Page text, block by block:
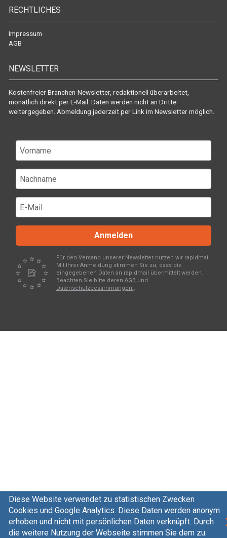
Diese Website verwendet zu statistischen Zwecken
Cookies und Google Analytics. Diese Daten werden anonym
erhoben und nicht mit persönlichen Daten verknüpft. Durch
die weitere Nutzung der Webseite stimmen Sie dem zu.
RECHTLICHES
Impressum
AGB
NEWSLETTER
Kostenfreier Branchen-Newsletter, redaktionell überarbeitet,
monatlich direkt per E-Mail. Daten werden nicht an Dritte
weitergegeben. Abmeldung jederzeit per Link im Newsletter möglich.
Anmelden
Für den Versand unserer Newsletter nutzen wir rapidmail.
Mit Ihrer Anmeldung stimmen Sie zu, dass die
eingegebenen Daten an rapidmail übermittelt werden.
Beachten Sie bitte deren AGB und
Datenschutzbestimmungen .